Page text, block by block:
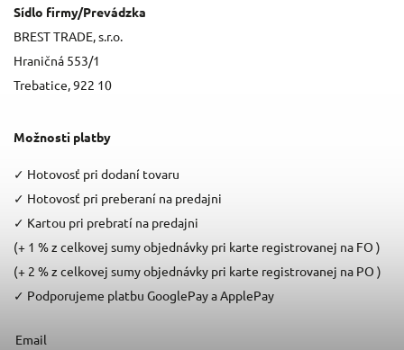
Sídlo firmy/Prevádzka
BREST TRADE, s.r.o.
Hraničná 553/1
Trebatice, 922 10
Možnosti platby
✓ Hotovosť pri dodaní tovaru
✓ Hotovosť pri preberaní na predajni
✓ Kartou pri prebratí na predajni
(+ 1 % z celkovej sumy objednávky pri karte registrovanej na FO )
(+ 2 % z celkovej sumy objednávky pri karte registrovanej na PO )
✓ Podporujeme platbu GooglePay a ApplePay
Email